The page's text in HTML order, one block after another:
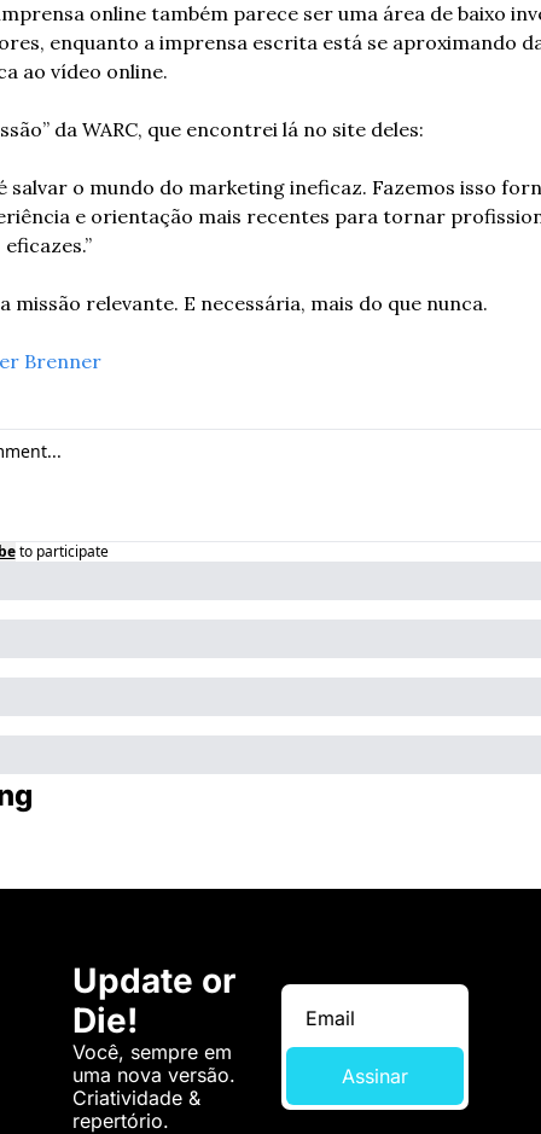
online também parece ser uma área de baixo
enquanto a imprensa escrita está se aproximando
ao vídeo online.
da WARC, que encontrei lá no site deles:
salvar o mundo do marketing ineficaz. Fazemos isso
e orientação mais recentes para tornar
missão relevante. E necessária, mais do que nunca.
Brenner
to participate
Update or
Die!
Você, sempre em
uma nova versão.
Criatividade &
repertório.
Assinar